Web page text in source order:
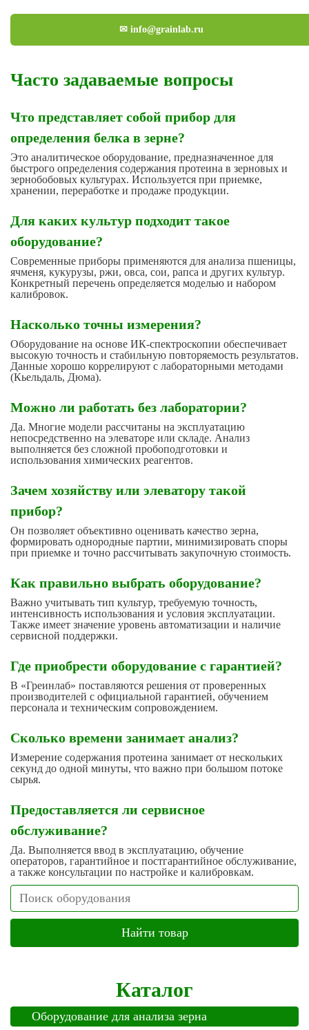
✉ info@grainlab.ru
Часто задаваемые вопросы
Что представляет собой прибор для
определения белка в зерне?
Это аналитическое оборудование, предназначенное для
быстрого определения содержания протеина в зерновых и
зернобобовых культурах. Используется при приемке,
хранении, переработке и продаже продукции.
Для каких культур подходит такое
оборудование?
Современные приборы применяются для анализа пшеницы,
ячменя, кукурузы, ржи, овса, сои, рапса и других культур.
Конкретный перечень определяется моделью и набором
калибровок.
Насколько точны измерения?
Оборудование на основе ИК-спектроскопии обеспечивает
высокую точность и стабильную повторяемость результатов.
Данные хорошо коррелируют с лабораторными методами
(Кьельдаль, Дюма).
Можно ли работать без лаборатории?
Да. Многие модели рассчитаны на эксплуатацию
непосредственно на элеваторе или складе. Анализ
выполняется без сложной пробоподготовки и
использования химических реагентов.
Зачем хозяйству или элеватору такой
прибор?
Он позволяет объективно оценивать качество зерна,
формировать однородные партии, минимизировать споры
при приемке и точно рассчитывать закупочную стоимость.
Как правильно выбрать оборудование?
Важно учитывать тип культур, требуемую точность,
интенсивность использования и условия эксплуатации.
Также имеет значение уровень автоматизации и наличие
сервисной поддержки.
Где приобрести оборудование с гарантией?
В «Греинлаб» поставляются решения от проверенных
производителей с официальной гарантией, обучением
персонала и техническим сопровождением.
Сколько времени занимает анализ?
Измерение содержания протеина занимает от нескольких
секунд до одной минуты, что важно при большом потоке
сырья.
Предоставляется ли сервисное
обслуживание?
Да. Выполняется ввод в эксплуатацию, обучение
операторов, гарантийное и постгарантийное обслуживание,
а также консультации по настройке и калибровкам.
Search
Каталог
Оборудование для анализа зерна